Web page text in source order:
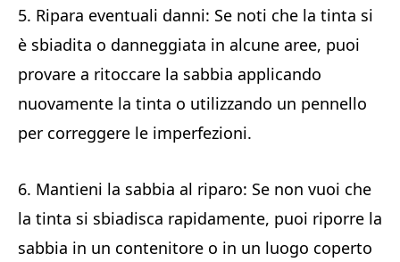
5. Ripara eventuali danni: Se noti che la tinta si
è sbiadita o danneggiata in alcune aree, puoi
provare a ritoccare la sabbia applicando
nuovamente la tinta o utilizzando un pennello
per correggere le imperfezioni.
6. Mantieni la sabbia al riparo: Se non vuoi che
la tinta si sbiadisca rapidamente, puoi riporre la
sabbia in un contenitore o in un luogo coperto